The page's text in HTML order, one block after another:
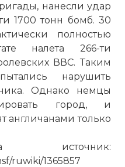
нанесли удар
1700 тонн бомб. 30
полностью
налета 266-ти
ВВС. Таким
нарушить
Однако немцы
город, и
англичанами только
источник:
ruwiki/1365857